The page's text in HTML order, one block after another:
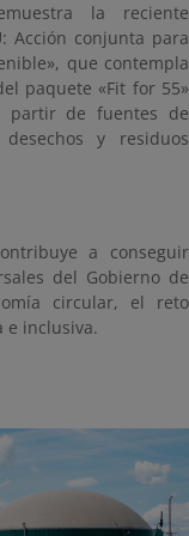
la reciente
Acción conjunta para
que contempla
paquete «Fit for 55»
partir de fuentes de
y residuos
a conseguir
del Gobierno de
circular, el reto
e inclusiva.